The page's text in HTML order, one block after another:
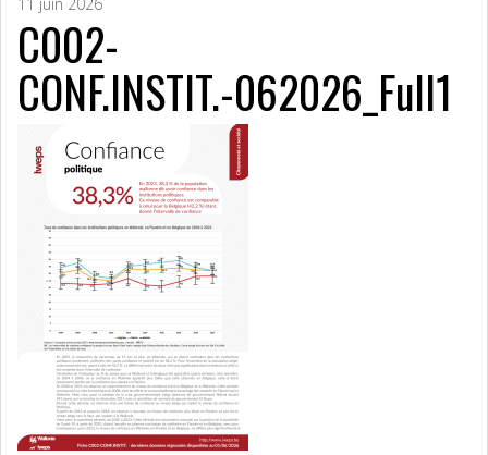
C002-
CONF.INSTIT.-062026_Full1